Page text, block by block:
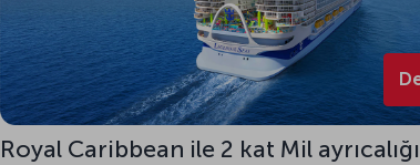
Royal Caribbean ile 2 kat Mil ayrıcalığı